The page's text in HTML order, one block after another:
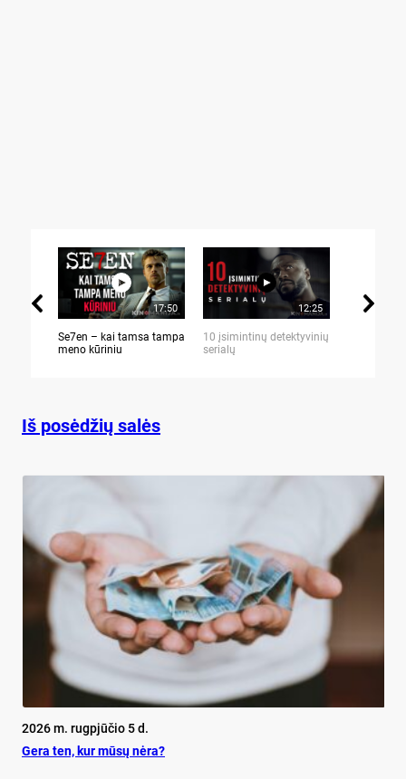
17:50
Se7en – kai tamsa tampa
meno kūriniu
12:25
10 įsimintinų detektyvinių
serialų
Iš posėdžių salės
2026 m. rugpjūčio 5 d.
Ge­ra ten, kur mū­sų nė­ra?